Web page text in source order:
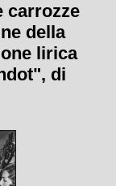
carrozze
della
lirica
di